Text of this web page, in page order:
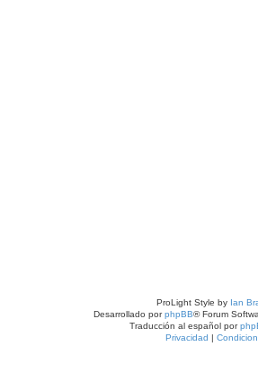
ProLight Style by Ian
Desarrollado porphpBB® Forum
Traducción al español por
Privacidad |